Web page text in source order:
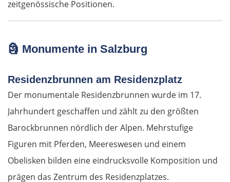
zeitgenössische Positionen.
🗿 Monumente in Salzburg
Residenzbrunnen am Residenzplatz
Der monumentale Residenzbrunnen wurde im 17.
Jahrhundert geschaffen und zählt zu den größten
Barockbrunnen nördlich der Alpen. Mehrstufige
Figuren mit Pferden, Meereswesen und einem
Obelisken bilden eine eindrucksvolle Komposition und
prägen das Zentrum des Residenzplatzes.